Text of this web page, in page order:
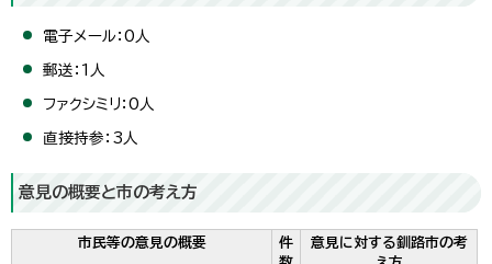
電子メール：0人
郵送：1人
ファクシミリ：0人
直接持参：3人
意見の概要と市の考え方
市民等の意見の概要
件
意見に対する釧路市の考